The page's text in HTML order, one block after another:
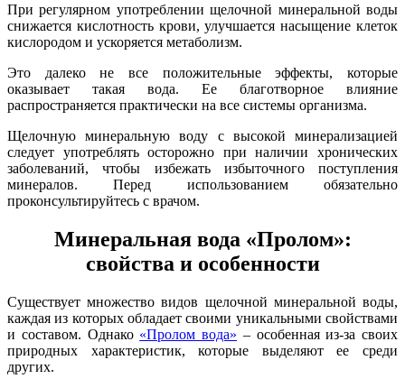
При регулярном употреблении щелочной минеральной воды
снижается кислотность крови, улучшается насыщение клеток
кислородом и ускоряется метаболизм.
Это далеко не все положительные эффекты, которые
оказывает такая вода. Ее благотворное влияние
распространяется практически на все системы организма.
Щелочную минеральную воду с высокой минерализацией
следует употреблять осторожно при наличии хронических
заболеваний, чтобы избежать избыточного поступления
минералов. Перед использованием обязательно
проконсультируйтесь с врачом.
Минеральная вода «Пролом»:
свойства и особенности
Существует множество видов щелочной минеральной воды,
каждая из которых обладает своими уникальными свойствами
и составом. Однако «Пролом вода» – особенная из-за своих
природных характеристик, которые выделяют ее среди
других.